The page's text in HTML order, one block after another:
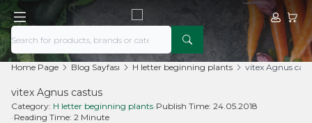
MyMy
Home Page Blog Sayfası H letter beginning plants vitex Agnus
vitex Agnus castus
Category: H letter beginning plants• Publish Time: 24.05.2018
• Reading Time: 2 Minute